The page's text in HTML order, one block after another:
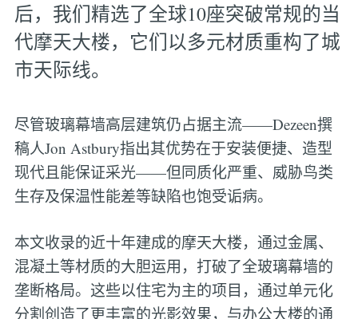
后，我们精选了全球10座突破常规的当
代摩天大楼，它们以多元材质重构了城
市天际线。
尽管玻璃幕墙高层建筑仍占据主流——Dezeen撰
稿人Jon Astbury指出其优势在于安装便捷、造型
现代且能保证采光——但同质化严重、威胁鸟类
生存及保温性能差等缺陷也饱受诟病。
本文收录的近十年建成的摩天大楼，通过金属、
混凝土等材质的大胆运用，打破了全玻璃幕墙的
垄断格局。这些以住宅为主的项目，通过单元化
分割创造了更丰富的光影效果，与办公大楼的通